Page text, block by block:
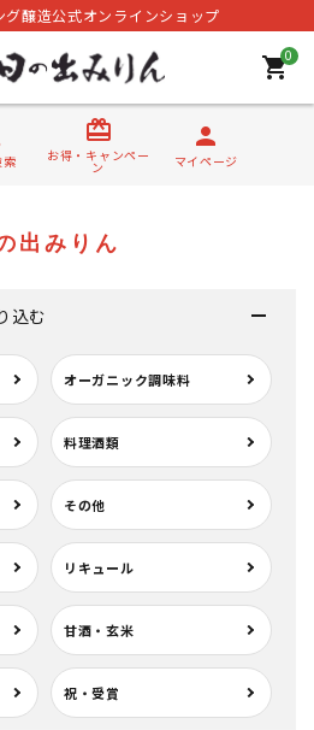
グ醸造公式オンラインショップ
0
shopping_cart
索
card_giftcard
お得・キャンペー
ン
person
マイページ
出みりん
込む
オーガニック調味料
料理酒類
その他
リキュール
甘酒・玄米
祝・受賞